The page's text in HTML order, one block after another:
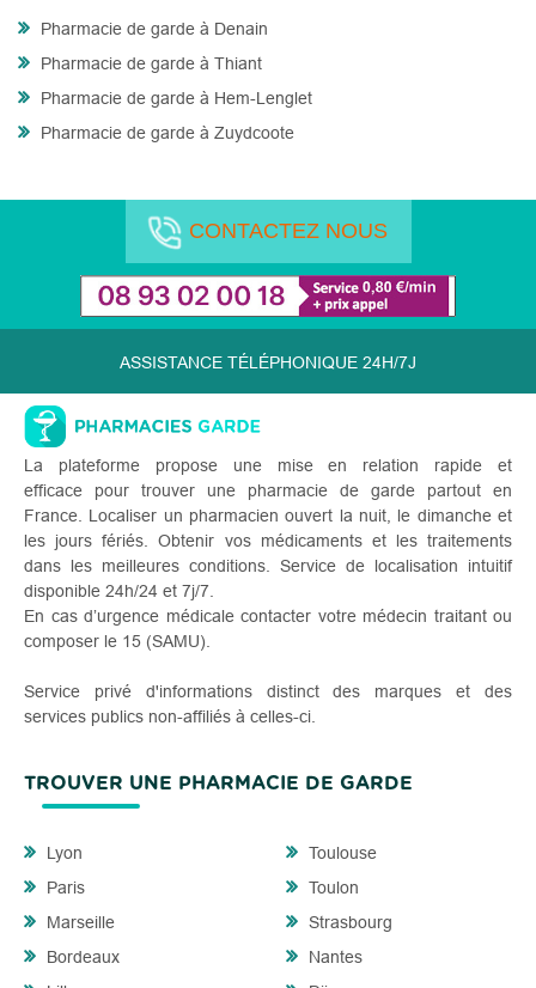
Pharmacie de garde à Denain
Pharmacie de garde à Thiant
Pharmacie de garde à Hem-Lenglet
Pharmacie de garde à Zuydcoote
CONTACTEZ NOUS
ASSISTANCE TÉLÉPHONIQUE 24H/7J
La plateforme propose une mise en relation rapide et
efficace pour trouver une pharmacie de garde partout en
France. Localiser un pharmacien ouvert la nuit, le dimanche et
les jours fériés. Obtenir vos médicaments et les traitements
dans les meilleures conditions. Service de localisation intuitif
disponible 24h/24 et 7j/7.
En cas d’urgence médicale contacter votre médecin traitant ou
composer le 15 (SAMU).
Service privé d'informations distinct des marques et des
services publics non-affiliés à celles-ci.
TROUVER UNE PHARMACIE DE GARDE
Lyon
Paris
Marseille
Bordeaux
Toulouse
Toulon
Strasbourg
Nantes